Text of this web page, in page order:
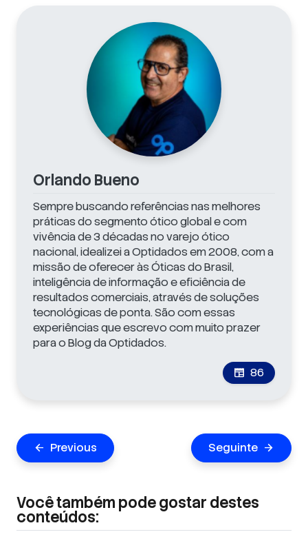
Orlando Bueno
Sempre buscando referências nas melhores
práticas do segmento ótico global e com
vivência de 3 décadas no varejo ótico
nacional, idealizei a Optidados em 2008, com a
missão de oferecer às Óticas do Brasil,
inteligência de informação e eficiência de
resultados comerciais, através de soluções
tecnológicas de ponta. São com essas
experiências que escrevo com muito prazer
para o Blog da Optidados.
newspaper 86
Navegação
de
arrow_back Previous Seguinte arrow_forward
Você também pode gostar destes
conteúdos: